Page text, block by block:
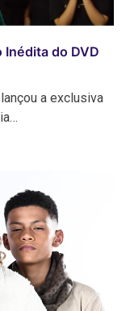
Inédita do DVD
a exclusiva